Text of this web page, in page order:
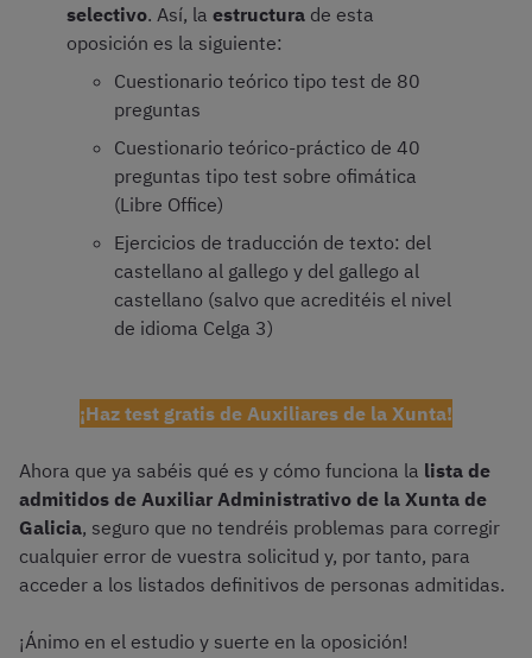
selectivo. Así, la estructura de esta
oposición es la siguiente:
Cuestionario teórico tipo test de 80
preguntas
Cuestionario teórico-práctico de 40
preguntas tipo test sobre ofimática
(Libre Office)
Ejercicios de traducción de texto: del
castellano al gallego y del gallego al
castellano (salvo que acreditéis el nivel
de idioma Celga 3)
¡Haz test gratis de Auxiliares de la Xunta!
Ahora que ya sabéis qué es y cómo funciona la lista de
admitidos de Auxiliar Administrativo de la Xunta de
Galicia, seguro que no tendréis problemas para corregir
cualquier error de vuestra solicitud y, por tanto, para
acceder a los listados definitivos de personas admitidas.
¡Ánimo en el estudio y suerte en la oposición!